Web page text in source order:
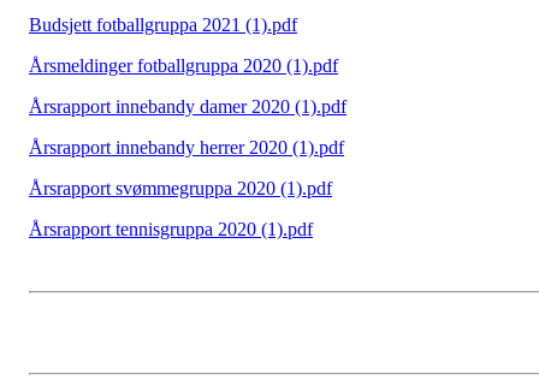
Budsjett fotballgruppa 2021 (1).pdf
Årsmeldinger fotballgruppa 2020 (1).pdf
Årsrapport innebandy damer 2020 (1).pdf
Årsrapport innebandy herrer 2020 (1).pdf
Årsrapport svømmegruppa 2020 (1).pdf
Årsrapport tennisgruppa 2020 (1).pdf